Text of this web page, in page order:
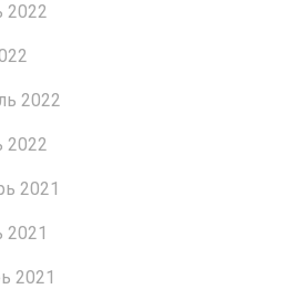
2022
2022
2022
2021
2021
2021